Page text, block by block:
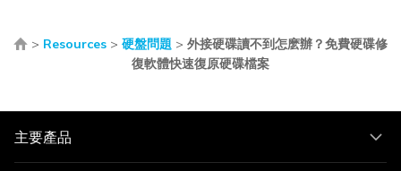
> Resources > 硬盤問題 > 外接硬碟讀不到怎麽辦？免費硬碟修
復軟體快速復原硬碟檔案
主要產品